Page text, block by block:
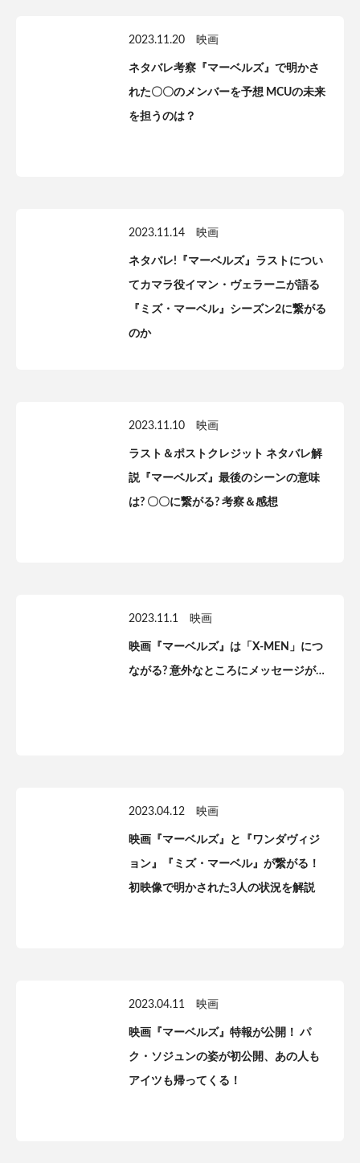
2023.11.20 映画
ネタバレ考察『マーベルズ』で明かさ
れた〇〇のメンバーを予想 MCUの未来
を担うのは？
2023.11.14 映画
ネタバレ!『マーベルズ』ラストについ
てカマラ役イマン・ヴェラーニが語る
『ミズ・マーベル』シーズン2に繋がる
のか
2023.11.10 映画
ラスト＆ポストクレジット ネタバレ解
説『マーベルズ』最後のシーンの意味
は? 〇〇に繋がる? 考察＆感想
2023.11.1 映画
映画『マーベルズ』は「X-MEN」につ
ながる? 意外なところにメッセージが…
2023.04.12 映画
映画『マーベルズ』と『ワンダヴィジ
ョン』『ミズ・マーベル』が繋がる！
初映像で明かされた3人の状況を解説
2023.04.11 映画
映画『マーベルズ』特報が公開！ パ
ク・ソジュンの姿が初公開、あの人も
アイツも帰ってくる！